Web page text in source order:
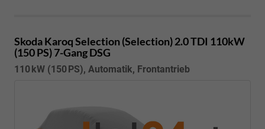
Skoda KaroqSelection (Selection) 2.0 TDI 110kW
(150 PS) 7-Gang DSG
110 kW (150 PS), Automatik, Frontantrieb